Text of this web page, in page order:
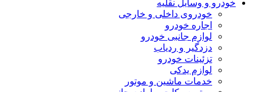
خودرو و وسایل نقلیه
خودروی داخلی و خارجی
اجاره خودرو
لوازم جانبی خودرو
دزدگیر و ردیاب
تزئینات خودرو
لوازم یدکی
خدمات ماشین و موتور